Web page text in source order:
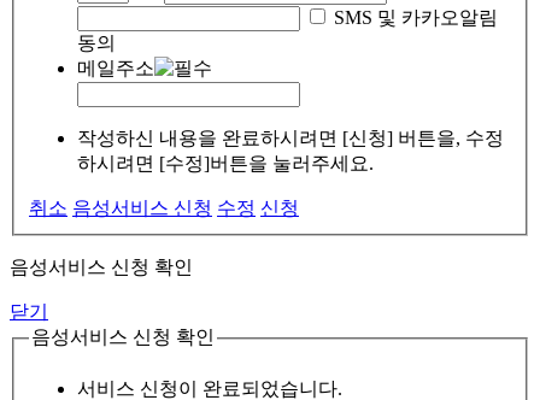
SMS 및 카카오알림
동의
메일주소
작성하신 내용을 완료하시려면 [신청] 버튼을, 수정
하시려면 [수정]버튼을 눌러주세요.
취소 음성서비스 신청 수정 신청
음성서비스 신청 확인
닫기
음성서비스 신청 확인
서비스 신청이 완료되었습니다.